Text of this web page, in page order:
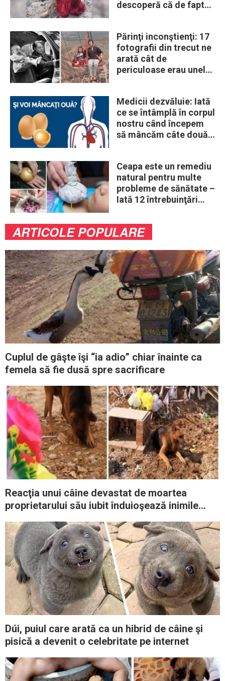
descoperă că de fapt
Părinţi inconştienţi: 17
fotografii din trecut ne
arată cât de
periculoase erau unele
Medicii dezvăluie: Iată
ce se întâmplă în corpul
nostru când începem
să mâncăm câte două
Ceapa este un remediu
natural pentru multe
probleme de sănătate –
Iată 12 întrebuinţări
ARTICOLE POPULARE
Cuplul de gâşte îşi “ia adio” chiar înainte ca
femela să fie dusă spre sacrificare
Reacţia unui câine devastat de moartea
proprietarului său iubit înduioşează inimile
Dúi, puiul care arată ca un hibrid de câine şi
pisică a devenit o celebritate pe internet